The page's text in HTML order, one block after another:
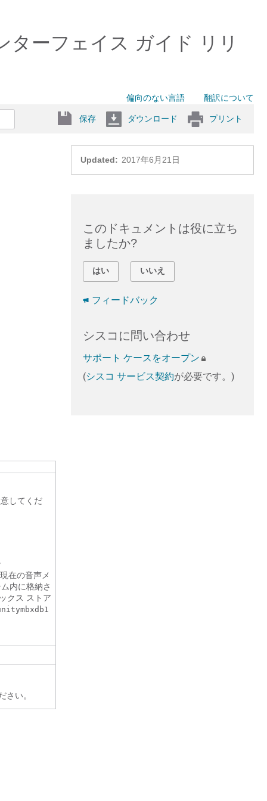
ターフェイス ガイド リリ
偏向のない言語 翻訳について
保存 ダウンロード プリント
Updated: 2017年6月21日
してくだ
在の音声メ
内に格納さ
クス ストア
さい。
このドキュメントは役に立ち
ましたか?
はい いいえ
フィードバック
シスコに問い合わせ
サポート ケースをオープン
(シスコ サービス契約が必要です。)